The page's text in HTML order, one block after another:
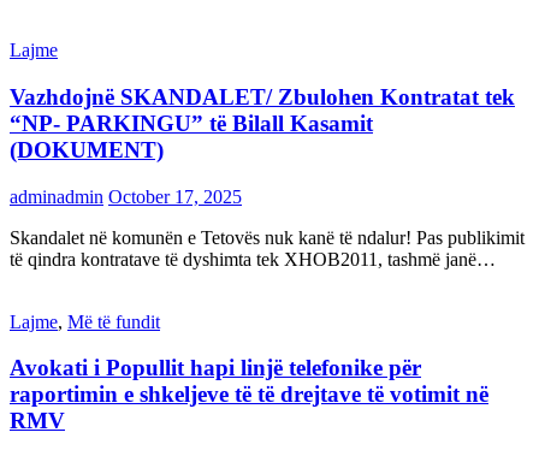
Lajme
Vazhdojnë SKANDALET/ Zbulohen Kontratat tek
“NP- PARKINGU” të Bilall Kasamit
(DOKUMENT)
adminadmin October 17, 2025
Skandalet në komunën e Tetovës nuk kanë të ndalur! Pas publikimit
të qindra kontratave të dyshimta tek XHOB2011, tashmë janë…
Lajme, Më të fundit
Avokati i Popullit hapi linjë telefonike për
raportimin e shkeljeve të të drejtave të votimit në
RMV